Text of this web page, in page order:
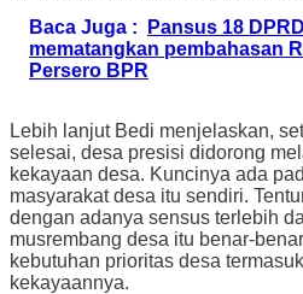
Baca Juga :
Pansus 18
mematangkan pembahasan
Persero BPR
Lebih lanjut Bedi menjelaskan,
selesai, desa presisi didorong
kekayaan desa. Kuncinya ada
masyarakat desa itu sendiri.
dengan adanya sensus terlebih
musrembang desa itu benar-
kebutuhan prioritas desa
kekayaannya.